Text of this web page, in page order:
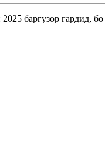
баргузор гардид,